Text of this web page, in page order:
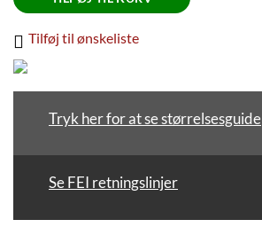
Tilføj til ønskeliste
Tryk her for at se størrelsesguide
Se FEI retningslinjer